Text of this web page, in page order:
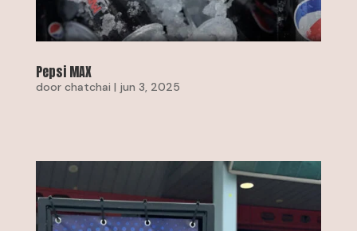
Pepsi MAX
door chatchai | jun 3, 2025